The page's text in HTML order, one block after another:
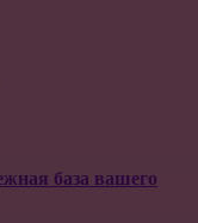
база вашего